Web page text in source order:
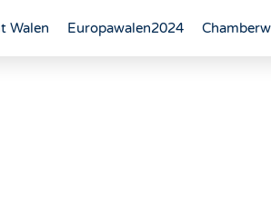
Walen Europawalen2024